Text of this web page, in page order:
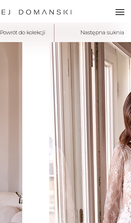
Powrót do kolekcji Następna suknia